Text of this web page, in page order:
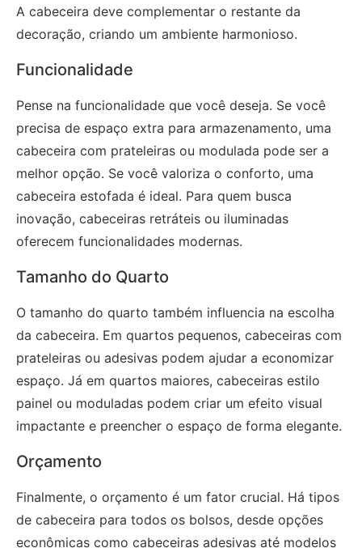
A cabeceira deve complementar o restante da
decoração, criando um ambiente harmonioso.
Funcionalidade
Pense na funcionalidade que você deseja. Se você
precisa de espaço extra para armazenamento, uma
cabeceira com prateleiras ou modulada pode ser a
melhor opção. Se você valoriza o conforto, uma
cabeceira estofada é ideal. Para quem busca
inovação, cabeceiras retráteis ou iluminadas
oferecem funcionalidades modernas.
Tamanho do Quarto
O tamanho do quarto também influencia na escolha
da cabeceira. Em quartos pequenos, cabeceiras com
prateleiras ou adesivas podem ajudar a economizar
espaço. Já em quartos maiores, cabeceiras estilo
painel ou moduladas podem criar um efeito visual
impactante e preencher o espaço de forma elegante.
Orçamento
Finalmente, o orçamento é um fator crucial. Há tipos
de cabeceira para todos os bolsos, desde opções
econômicas como cabeceiras adesivas até modelos